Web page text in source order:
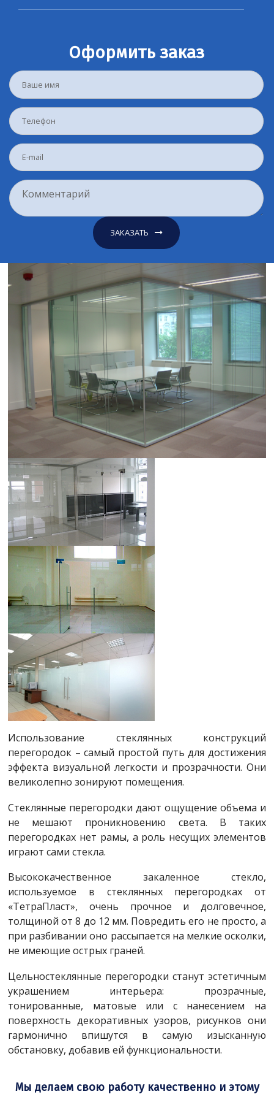
Оформить заказ
ЗАКАЗАТЬ
Использование стеклянных конструкций
перегородок – самый простой путь для достижения
эффекта визуальной легкости и прозрачности. Они
великолепно зонируют помещения.
Стеклянные перегородки дают ощущение объема и
не мешают проникновению света. В таких
перегородках нет рамы, а роль несущих элементов
играют сами стекла.
Высококачественное закаленное стекло,
используемое в стеклянных перегородках от
«ТетраПласт», очень прочное и долговечное,
толщиной от 8 до 12 мм. Повредить его не просто, а
при разбивании оно рассыпается на мелкие осколки,
не имеющие острых граней.
Цельностеклянные перегородки станут эстетичным
украшением интерьера: прозрачные,
тонированные, матовые или с нанесением на
поверхность декоративных узоров, рисунков они
гармонично впишутся в самую изысканную
обстановку, добавив ей функциональности.
Мы делаем свою работу качественно и этому